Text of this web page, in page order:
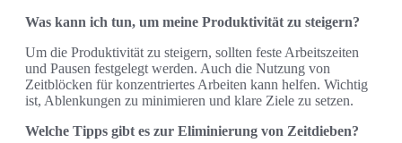
Was kann ich tun, um meine Produktivität zu steigern?
Um die Produktivität zu steigern, sollten feste Arbeitszeiten
und Pausen festgelegt werden. Auch die Nutzung von
Zeitblöcken für konzentriertes Arbeiten kann helfen. Wichtig
ist, Ablenkungen zu minimieren und klare Ziele zu setzen.
Welche Tipps gibt es zur Eliminierung von Zeitdieben?